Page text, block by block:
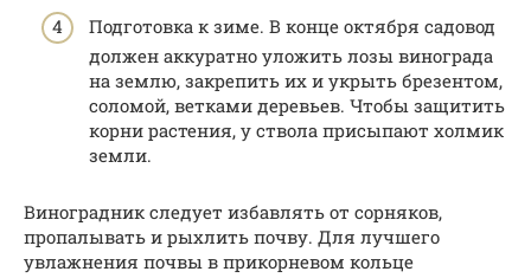
Подготовка к зиме. В конце октября садовод
должен аккуратно уложить лозы винограда
на землю, закрепить их и укрыть брезентом,
соломой, ветками деревьев. Чтобы защитить
корни растения, у ствола присыпают холмик
земли.
Виноградник следует избавлять от сорняков,
пропалывать и рыхлить почву. Для лучшего
увлажнения почвы в прикорневом кольце